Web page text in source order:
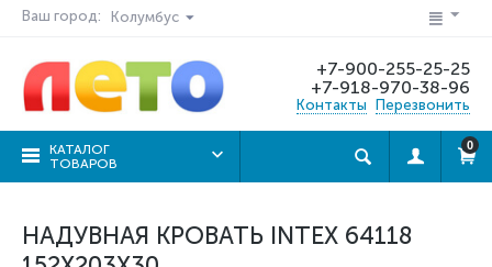
Ваш город: Колумбус
+7-900-255-25-25
+7-918-970-38-96
Контакты Перезвонить
КАТАЛОГ
ТОВАРОВ
0
НАДУВНАЯ КРОВАТЬ INTEX 64118